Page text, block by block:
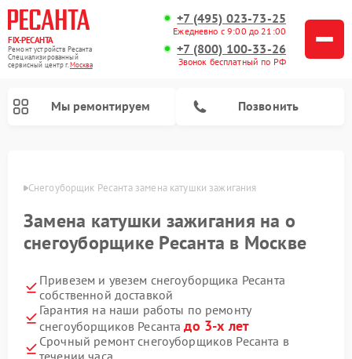
FIX-РЕСАНТА
Ремонт устройств Ресанта
Специализированный
cервисный центр г.Москва
+7 (495) 023-73-25
Ежедневно с 9:00 до 21:00
+7 (800) 100-33-26
Звонок бесплатный по РФ
Мы ремонтируем Позвонить
Снегоуборщик Ресанта замена катушки зажигания
Замена катушки зажигания на о
снегоуборщике Ресанта в Москве
Привезем и увезем снегоуборщика Ресанта
собственной доставкой
Гарантия на наши работы по ремонту
снегоуборщиков Ресантадо 3-х лет
Срочный ремонт снегоуборщиков Ресанта в
течении часа